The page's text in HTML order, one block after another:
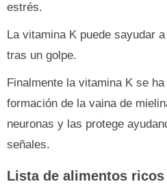
estrés.
La vitamina K puede sayudar
tras un golpe.
Finalmente la vitamina K se
formación de la vaina de
neuronas y las protege
señales.
Lista de alimentos